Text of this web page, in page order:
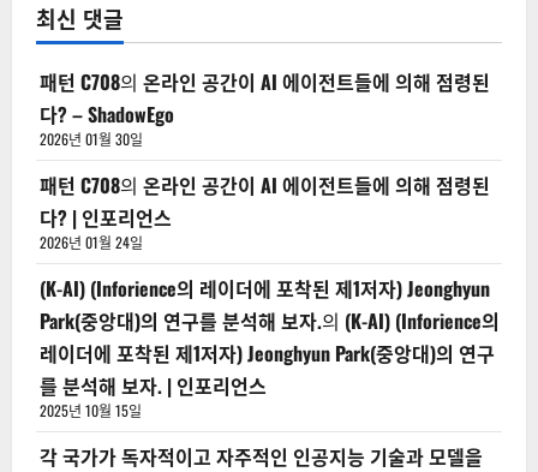
최신 댓글
패턴 C708의 온라인 공간이 AI 에이전트들에 의해 점령된
다? – ShadowEgo
2026년 01월 30일
패턴 C708의 온라인 공간이 AI 에이전트들에 의해 점령된
다? | 인포리언스
2026년 01월 24일
(K-AI) (Inforience의 레이더에 포착된 제1저자) Jeonghyun
Park(중앙대)의 연구를 분석해 보자.의 (K-AI) (Inforience의
레이더에 포착된 제1저자) Jeonghyun Park(중앙대)의 연구
를 분석해 보자. | 인포리언스
2025년 10월 15일
각 국가가 독자적이고 자주적인 인공지능 기술과 모델을